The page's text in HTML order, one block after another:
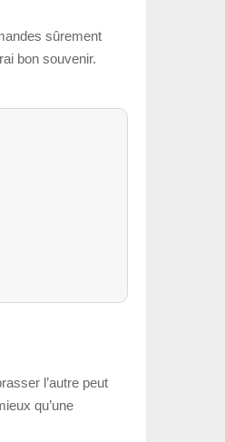
sûrement
bon souvenir.
l’autre peut
qu’une